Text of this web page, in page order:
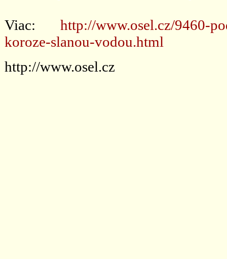
Viac: http://www.osel.cz/9460-
koroze-slanou-vodou.html
http://www.osel.cz